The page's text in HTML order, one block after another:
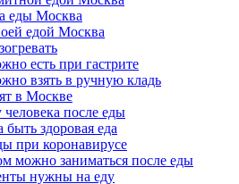
еды Москва
едой Москва
есть при гастрите
взять в ручную кладь
в Москве
человека после еды
здоровая еда
при коронавирусе
можно заниматься после еды
нужны на еду